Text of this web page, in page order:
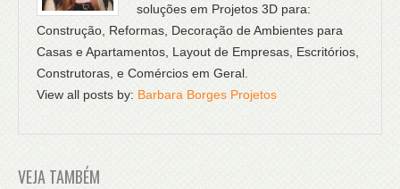
soluções em Projetos 3D para:
Construção, Reformas, Decoração de Ambientes para
Casas e Apartamentos, Layout de Empresas, Escritórios,
Construtoras, e Comércios em Geral.
View all posts by: Barbara Borges Projetos
VEJA TAMBÉM